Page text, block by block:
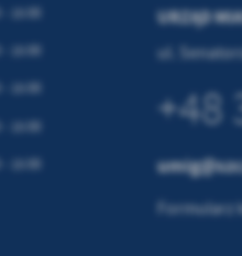
URZĄD
ul.
+48